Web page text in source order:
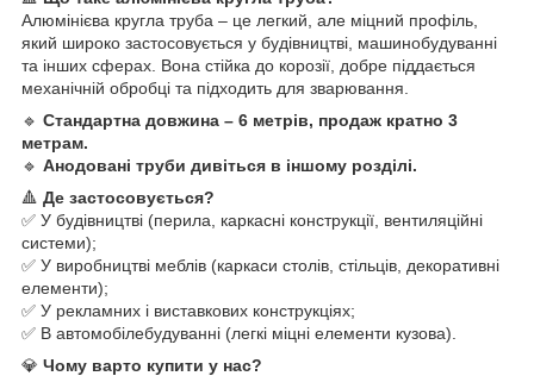
Алюмінієва кругла труба – це легкий, але міцний профіль,
який широко застосовується у будівництві, машинобудуванні
та інших сферах. Вона стійка до корозії, добре піддається
механічній обробці та підходить для зварювання.
🔹 Стандартна довжина – 6 метрів, продаж кратно 3
метрам.
🔹 Анодовані труби дивіться в іншому розділі.
🔺 Де застосовується?
✅ У будівництві (перила, каркасні конструкції, вентиляційні
системи);
✅ У виробництві меблів (каркаси столів, стільців, декоративні
елементи);
✅ У рекламних і виставкових конструкціях;
✅ В автомобілебудуванні (легкі міцні елементи кузова).
💎 Чому варто купити у нас?